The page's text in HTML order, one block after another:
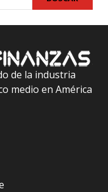
de la industria
medio en América